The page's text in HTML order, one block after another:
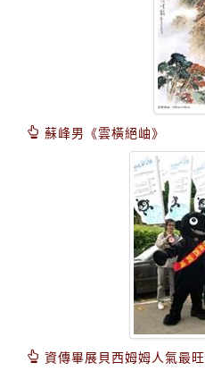
蘇峰男《雲橫絕岫》
資傳畢展貝西姆姆人氣最旺